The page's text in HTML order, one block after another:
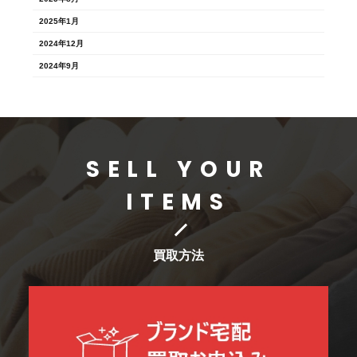
2025年1月
2024年12月
2024年9月
SELL YOUR
ITEMS
買取方法